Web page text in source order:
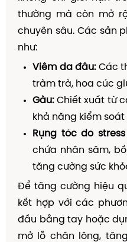
thường mà còn mở
chuyên sâu. Các sản
như:
Viêm da đầu:Các
tràm trà, hoa cúc
Gàu:Chiết xuất từ
khả năng kiểm
Rụng tóc do
chứa nhân sâm,
tăng cường sức
Để tăng cường hiệu
kết hợp với các
đầu bằng tay hoặc
mở lỗ chân lông,